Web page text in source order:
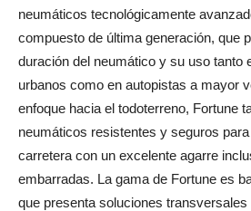
neumáticos tecnológicamente
compuesto de última generación, que
duración del neumático y su uso tanto
urbanos como en autopistas a mayor
enfoque hacia el todoterreno, Fortune
neumáticos resistentes y seguros
carretera con un excelente agarre
embarradas. La gama de Fortune es
que presenta soluciones